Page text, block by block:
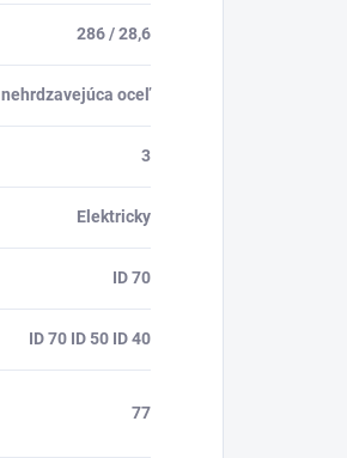
286 / 28,6
nehrdzavejúca oceľ
3
Elektricky
ID 70
ID 70 ID 50 ID 40
77